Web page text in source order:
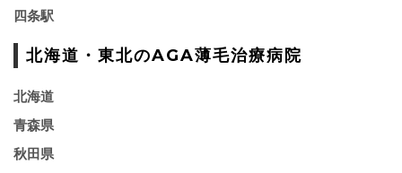
四条駅
北海道・東北のAGA薄毛治療病院
北海道
青森県
秋田県